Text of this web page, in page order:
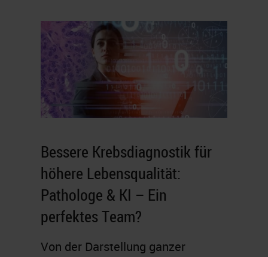
Bessere Krebsdiagnostik für
höhere Lebensqualität:
Pathologe & KI – Ein
perfektes Team?
Von der Darstellung ganzer